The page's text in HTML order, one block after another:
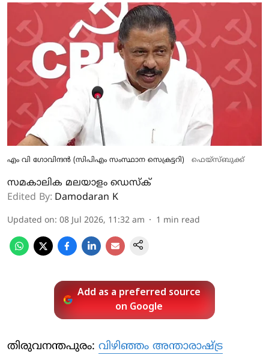
എം വി ​ഗോവിന്ദൻ (സിപിഎം സംസ്ഥാന സെക്രട്ടറി) ഫെയ്സ്ബുക്ക്
സമകാലിക മലയാളം ഡെസ്ക്
Edited By: Damodaran K
Updated on: 08 Jul 2026, 11:32 am 1 min read
Add as a preferred source
on Google
തിരുവനന്തപുരം: വിഴിഞ്ഞം അന്താരാഷ്ട്ര